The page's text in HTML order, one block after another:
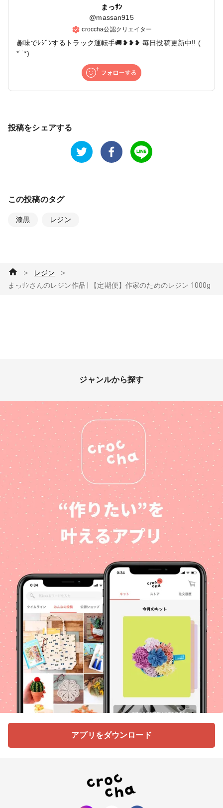
まっｻﾝ
@massan915
croccha公認クリエイター
趣味でﾚｼﾞﾝするトラック運転手🚚❥❥❥ 毎日投稿更新中!! (
*˙˙*)
投稿をシェアする
この投稿のタグ
漆黒 レジン
＞ レジン ＞
まっｻﾝさんのレジン作品 | 【定期便】作家のためのレジン 1000g
ジャンルから探す
アプリをダウンロード